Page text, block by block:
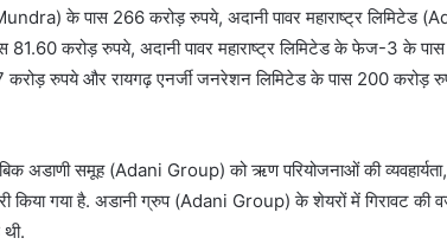
के पास 266 करोड़ रुपये, अदानी पावर महाराष्ट्र लिमिटेड
करोड़ रुपये, अदानी पावर महाराष्ट्र लिमिटेड के फेज-3 के
करोड़ रुपये और रायगढ़ एनर्जी जनरेशन लिमिटेड के पास 200 करोड़
अडाणी समूह (Adani Group) को ऋण परियोजनाओं की
किया गया है. अडानी ग्रुप (Adani Group) के शेयरों में गिरावट की